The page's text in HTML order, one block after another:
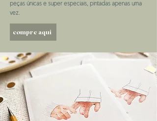
peças únicas e super especiais, pintadas apenas uma
vez.
compre aqui